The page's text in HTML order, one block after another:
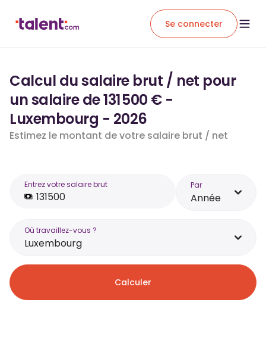
Se connecter
Calcul du salaire brut / net pour
un salaire de 131 500 € -
Luxembourg - 2026
Estimez le montant de votre salaire brut / net
Entrez votre salaire brut Par
Année
Où travaillez-vous ?
Luxembourg
Calculer